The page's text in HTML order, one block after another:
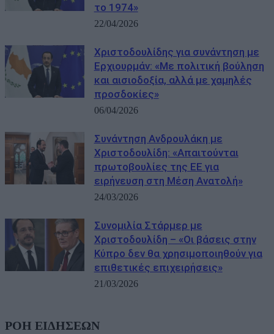
το 1974»
22/04/2026
Χριστοδουλίδης για συνάντηση με
Ερχιουρμάν: «Με πολιτική βούληση
και αισιοδοξία, αλλά με χαμηλές
προσδοκίες»
06/04/2026
Συνάντηση Ανδρουλάκη με
Χριστοδουλίδη: «Απαιτούνται
πρωτοβουλίες της ΕΕ για
ειρήνευση στη Μέση Ανατολή»
24/03/2026
Συνομιλία Στάρμερ με
Χριστοδουλίδη – «Οι βάσεις στην
Κύπρο δεν θα χρησιμοποιηθούν για
επιθετικές επιχειρήσεις»
21/03/2026
ΡΟΗ ΕΙΔΗΣΕΩΝ